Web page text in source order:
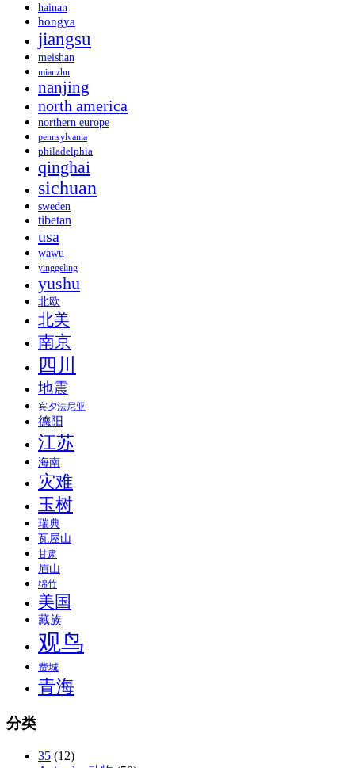
hainan
hongya
jiangsu
meishan
mianzhu
nanjing
north america
northern europe
pennsylvania
philadelphia
qinghai
sichuan
sweden
tibetan
usa
wawu
yinggeling
yushu
北欧
北美
南京
四川
地震
宾夕法尼亚
德阳
江苏
海南
灾难
玉树
瑞典
瓦屋山
甘肃
眉山
绵竹
美国
藏族
观鸟
费城
青海
分类
35 (12)